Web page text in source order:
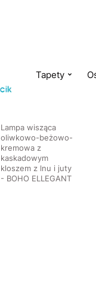
Tapety
Lampa wisząca
oliwkowo-beżowo-
kremowa z
kaskadowym
kloszem z lnu i juty
- BOHO ELLEGANT